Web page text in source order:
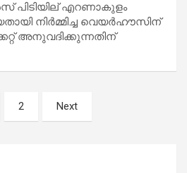
പിടിയില് എറണാകുളം
നിര്‍മ്മിച്ച വെയര്‍ഹൗസിന്
അനുവദിക്കുന്നതിന്
2 Next